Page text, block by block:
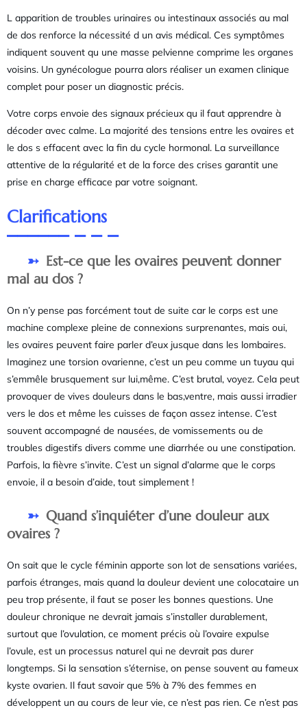
L apparition de troubles urinaires ou intestinaux associés au mal
de dos renforce la nécessité d un avis médical. Ces symptômes
indiquent souvent qu une masse pelvienne comprime les organes
voisins. Un gynécologue pourra alors réaliser un examen clinique
complet pour poser un diagnostic précis.
Votre corps envoie des signaux précieux qu il faut apprendre à
décoder avec calme. La majorité des tensions entre les ovaires et
le dos s effacent avec la fin du cycle hormonal. La surveillance
attentive de la régularité et de la force des crises garantit une
prise en charge efficace par votre soignant.
Clarifications
Est-ce que les ovaires peuvent donner
mal au dos ?
On n’y pense pas forcément tout de suite car le corps est une
machine complexe pleine de connexions surprenantes, mais oui,
les ovaires peuvent faire parler d’eux jusque dans les lombaires.
Imaginez une torsion ovarienne, c’est un peu comme un tuyau qui
s’emmêle brusquement sur lui,même. C’est brutal, voyez. Cela peut
provoquer de vives douleurs dans le bas,ventre, mais aussi irradier
vers le dos et même les cuisses de façon assez intense. C’est
souvent accompagné de nausées, de vomissements ou de
troubles digestifs divers comme une diarrhée ou une constipation.
Parfois, la fièvre s’invite. C’est un signal d’alarme que le corps
envoie, il a besoin d’aide, tout simplement !
Quand s’inquiéter d’une douleur aux
ovaires ?
On sait que le cycle féminin apporte son lot de sensations variées,
parfois étranges, mais quand la douleur devient une colocataire un
peu trop présente, il faut se poser les bonnes questions. Une
douleur chronique ne devrait jamais s’installer durablement,
surtout que l’ovulation, ce moment précis où l’ovaire expulse
l’ovule, est un processus naturel qui ne devrait pas durer
longtemps. Si la sensation s’éternise, on pense souvent au fameux
kyste ovarien. Il faut savoir que 5% à 7% des femmes en
développent un au cours de leur vie, ce n’est pas rien. Ce n’est pas